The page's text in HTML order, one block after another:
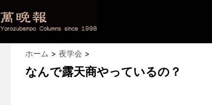
ホーム > 夜学会 >
なんで露天商やっているの？